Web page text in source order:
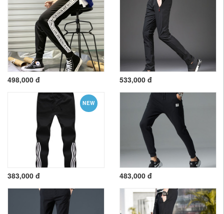
498,000 đ 533,000 đ
NEW
383,000 đ 483,000 đ